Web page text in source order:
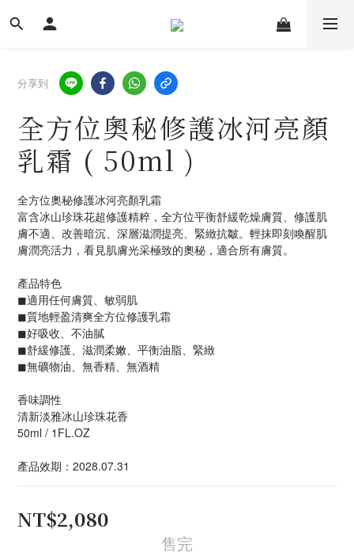
分享到
全方位奧秘修護冰河亮顏
乳霜 ( 50ml )
全方位奧秘修護冰河亮顏乳霜
富含冰山珍珠花超修護精粹，全方位平衡舒緩乾燥膚質、修護肌
膚不適、改善暗沉、深層滋潤提亮、緊緻抗皺。輕抹即刻喚醒肌
膚潤亮活力，看見肌膚光采極致的奧秘，適合所有膚質。
產品特色
◼︎適用任何膚質、敏弱肌
◼︎質地輕盈清爽全方位修護乳霜
◼︎好吸收、不油膩
◼︎舒緩修護、滋潤柔嫩、平衡油脂、緊緻
◼︎無礦物油、無香精、無酒精
香味調性
清新淡雅冰山珍珠花香
50ml / 1FL.OZ
產品效期：2028.07.31
NT$2,080
售完